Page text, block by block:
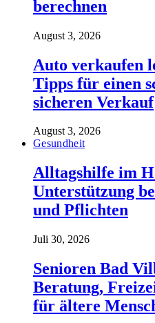
berechnen
August 3, 2026
Auto verkaufen
Tipps für einen
sicheren Verkauf
August 3, 2026
Gesundheit
Alltagshilfe im
Unterstützung
und Pflichten
Juli 30, 2026
Senioren Bad
Beratung,
für ältere